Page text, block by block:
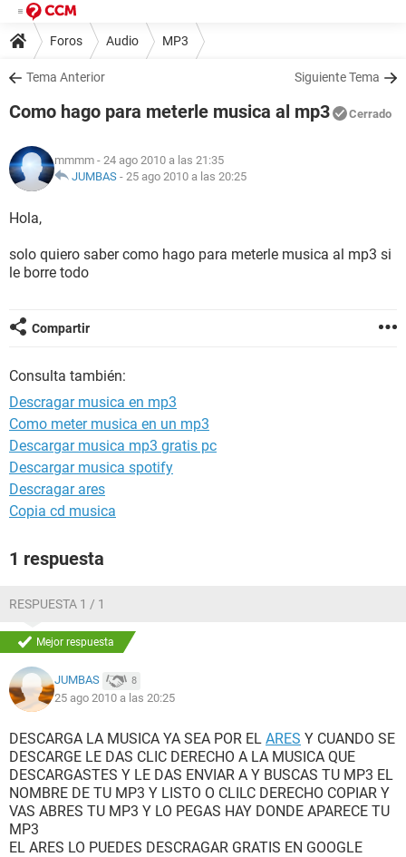
Foros Audio MP3
Tema Anterior Siguiente Tema
Como hago para meterle musica al mp3 Cerrado
mmmm - 24 ago 2010 a las 21:35
JUMBAS - 25 ago 2010 a las 20:25
Hola,
solo quiero saber como hago para meterle musica al mp3 si
le borre todo
Compartir
Consulta también:
Descragar musica en mp3
Como meter musica en un mp3
Descargar musica mp3 gratis pc
Descargar musica spotify
Descragar ares
Copia cd musica
1 respuesta
RESPUESTA 1 / 1
Mejor respuesta
JUMBAS 8
25 ago 2010 a las 20:25
DESCARGA LA MUSICA YA SEA POR EL ARES Y CUANDO SE
DESCARGE LE DAS CLIC DERECHO A LA MUSICA QUE
DESCARGASTES Y LE DAS ENVIAR A Y BUSCAS TU MP3 EL
NOMBRE DE TU MP3 Y LISTO O CLILC DERECHO COPIAR Y
VAS ABRES TU MP3 Y LO PEGAS HAY DONDE APARECE TU
MP3
EL ARES LO PUEDES DESCRAGAR GRATIS EN GOOGLE